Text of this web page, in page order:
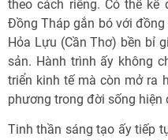
theo cách riêng. Có thể
Đồng Tháp gắn bó với
Hỏa Lựu (Cần Thơ) bền bỉ
sản. Hành trình ấy không
triển kinh tế mà còn mở ra
phương trong đời sống hiện
Tinh thần sáng tạo ấy tiếp